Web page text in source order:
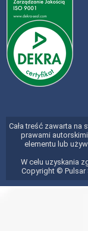
Cała treść zawarta na
prawami
elementu lub
W celu uzyskania
Copyright © Pulsar